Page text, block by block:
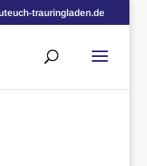
trauringladen.de